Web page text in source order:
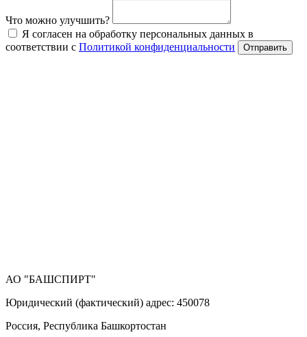
Что можно улучшить?
Я согласен на обработку персональных данных в
соответствии с Политикой конфиденциальности Отправить
АО "БАШСПИРТ"
Юридический (фактический) адрес: 450078
Россия, Республика Башкортостан